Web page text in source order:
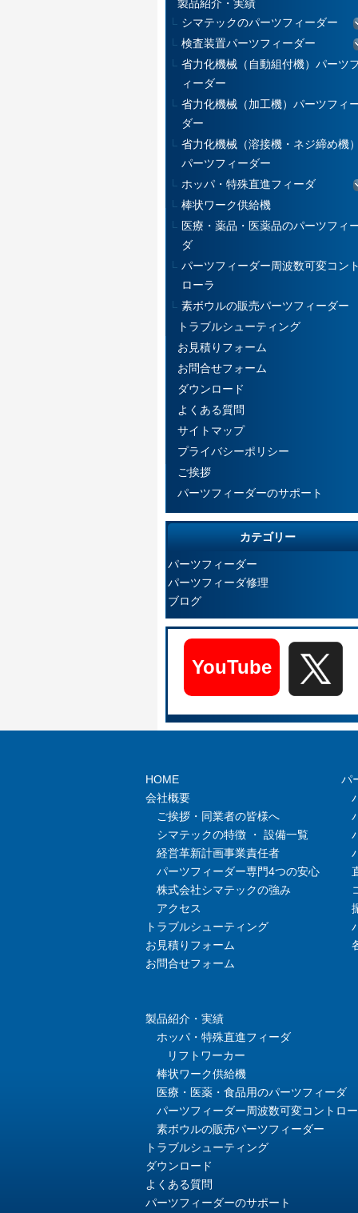
製品紹介・実績
シマテックのパーツフィーダー
検査装置パーツフィーダー
省力化機械（自動組付機）パーツ
ィーダー
省力化機械（加工機）パーツフィ
ダー
省力化機械（溶接機・ネジ締め機）
パーツフィーダー
ホッパ・特殊直進フィーダ
棒状ワーク供給機
医療・薬品・医薬品のパーツフィ
ダ
パーツフィーダー周波数可変コント
ローラ
素ボウルの販売パーツフィーダー
トラブルシューティング
お見積りフォーム
お問合せフォーム
ダウンロード
よくある質問
サイトマップ
プライバシーポリシー
ご挨拶
パーツフィーダーのサポート
カテゴリー
パーツフィーダー
パーツフィーダ修理
ブログ
YouTube
HOME
会社概要
ご挨拶・同業者の皆様へ
シマテックの特徴 ・ 設備一覧
経営革新計画事業責任者
パーツフィーダー専門4つの安心
株式会社シマテックの強み
アクセス
トラブルシューティング
お見積りフォーム
お問合せフォーム
パ
製品紹介・実績
ホッパ・特殊直進フィーダ
リフトワーカー
棒状ワーク供給機
医療・医薬・食品用のパーツフィーダ
パーツフィーダー周波数可変コントロ
素ボウルの販売パーツフィーダー
トラブルシューティング
ダウンロード
よくある質問
パーツフィーダーのサポート